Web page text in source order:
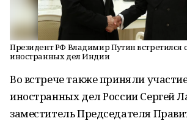
Президент РФ Владимир Путин встретился
иностранных дел Индии
Во встрече также приняли
иностранных дел России Сергей
заместитель Председателя